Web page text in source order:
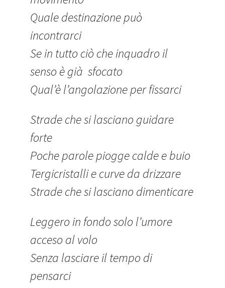
Quale destinazione può
incontrarci
Se in tutto ciò che inquadro il
senso è già sfocato
Qual’è l’angolazione per fissarci
Strade che si lasciano guidare
forte
Poche parole piogge calde e buio
Tergicristalli e curve da drizzare
Strade che si lasciano dimenticare
Leggero in fondo solo l’umore
acceso al volo
Senza lasciare il tempo di
pensarci